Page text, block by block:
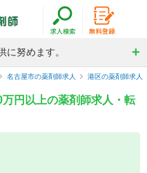
に努めます。
名古屋市の薬剤師求人 港区の薬剤師求人
円以上の薬剤師求人・転